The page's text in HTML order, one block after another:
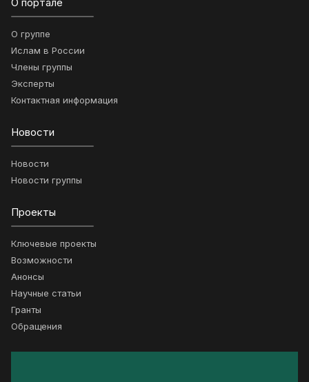
О группе
Ислам в России
Члены группы
Эксперты
Контактная информация
Новости
Новости
Новости группы
Проекты
Ключевые проекты
Возможности
Анонсы
Научные статьи
Гранты
Обращения